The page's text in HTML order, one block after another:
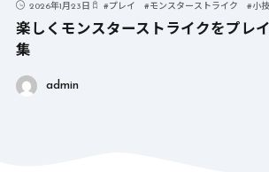
2026年1月23日 #プレイ #モンスターストライク #小技
楽しくモンスターストライクをプレ
集
admin